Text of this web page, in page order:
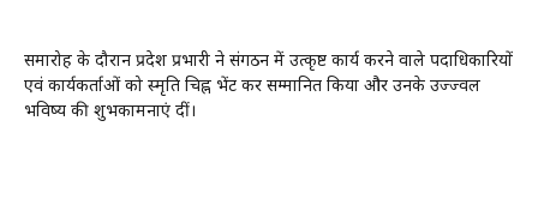
समारोह के दौरान प्रदेश प्रभारी ने संगठन में उत्कृष्ट कार्य करने वाले पदाधिकारियों
एवं कार्यकर्ताओं को स्मृति चिह्न भेंट कर सम्मानित किया और उनके उज्ज्वल
भविष्य की शुभकामनाएं दीं।